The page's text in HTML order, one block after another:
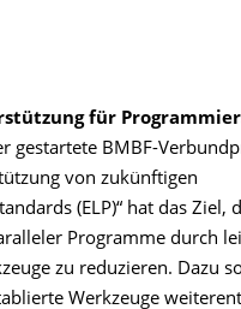
für
gestartete BMBF-
von zukünftigen
(ELP)“ hat das Ziel,
Programme durch
zu reduzieren. Dazu
Werkzeuge